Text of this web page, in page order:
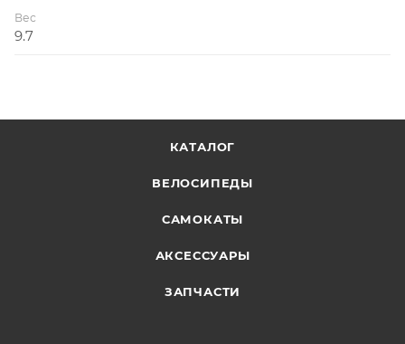
Вес
9.7
КАТАЛОГ
ВЕЛОСИПЕДЫ
САМОКАТЫ
АКСЕССУАРЫ
ЗАПЧАСТИ